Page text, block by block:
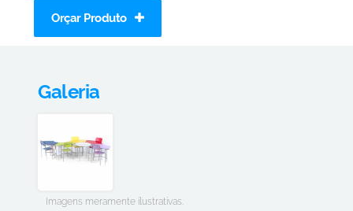
Orçar Produto
Galeria
Imagens meramente ilustrativas.